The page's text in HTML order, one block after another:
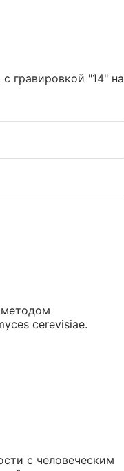
гравировкой "14" на
методом
cerevisiae.
с человеческим